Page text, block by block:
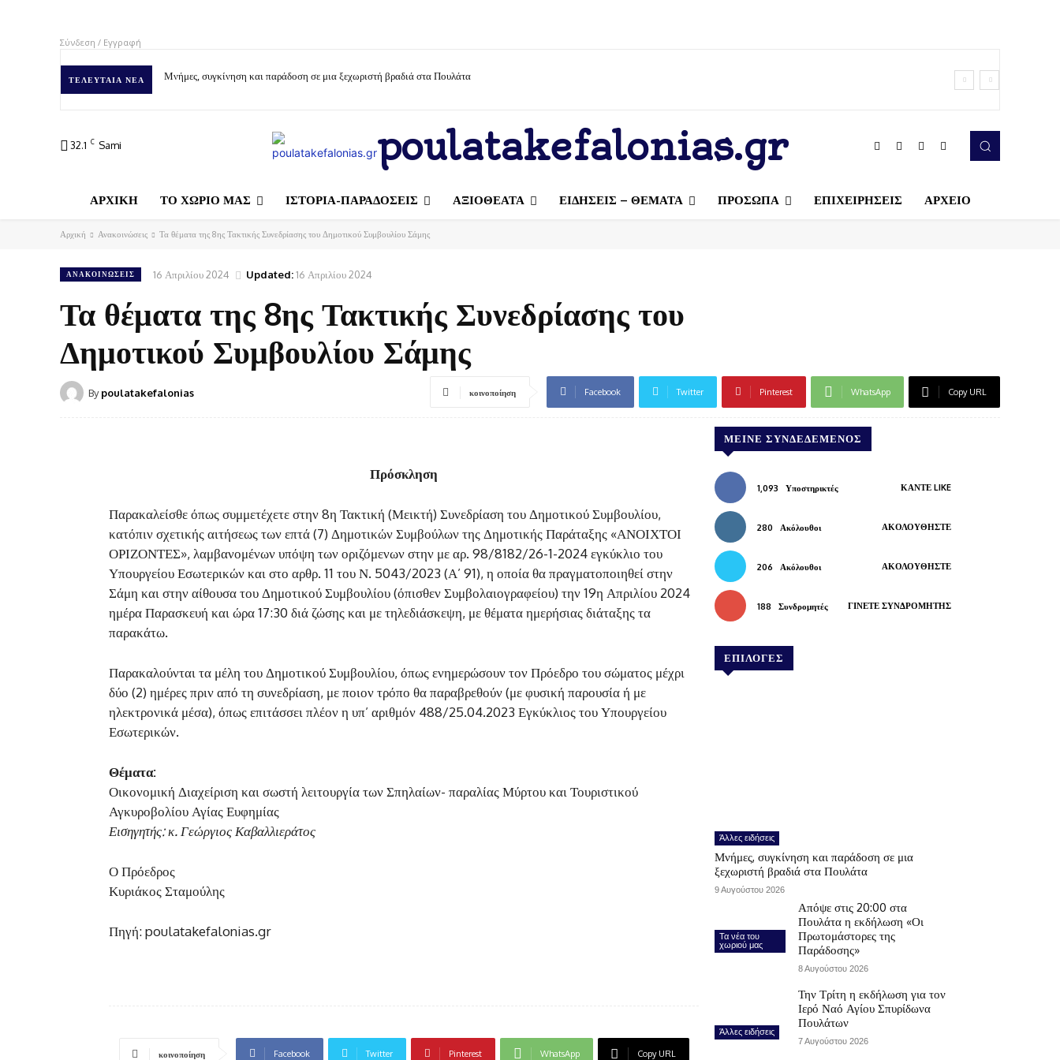
Σύνδεση / Εγγραφή
ΤΕΛΕΥΤΑΊΑ ΝΈΑ Μνήμες, συγκίνηση και παράδοση σε μια ξεχωριστή βραδιά στα Πουλάτα
32.1 C Sami poulatakefalonias.gr
ΑΡΧΙΚΗ ΤΟ ΧΩΡΙΟ ΜΑΣ ΙΣΤΟΡΙΑ-ΠΑΡΑΔΟΣΕΙΣ ΑΞΙΟΘΕΑΤΑ ΕΙΔΗΣΕΙΣ – ΘΕΜΑΤΑ ΠΡΟΣΩΠΑ ΕΠΙΧΕΙΡΗΣΕΙΣ ΑΡΧΕΙΟ
Αρχική Ανακοινώσεις Τα θέματα της 8ης Τακτικής Συνεδρίασης του Δημοτικού Συμβουλίου Σάμης
ΑΝΑΚΟΙΝΏΣΕΙΣ 16 Απριλίου 2024 Updated:16 Απριλίου 2024
Τα θέματα της 8ης Τακτικής Συνεδρίασης του
Δημοτικού Συμβουλίου Σάμης
By poulatakefalonias κοινοποίηση Facebook Twitter Pinterest WhatsApp Copy URL
Πρόσκληση
Παρακαλείσθε όπως συμμετέχετε στην 8η Τακτική (Μεικτή) Συνεδρίαση του Δημοτικού Συμβουλίου,
κατόπιν σχετικής αιτήσεως των επτά (7) Δημοτικών Συμβούλων της Δημοτικής Παράταξης «ΑΝΟΙΧΤΟΙ
ΟΡΙΖΟΝΤΕΣ», λαμβανομένων υπόψη των οριζόμενων στην με αρ. 98/8182/26-1-2024 εγκύκλιο του
Υπουργείου Εσωτερικών και στο αρθρ. 11 του Ν. 5043/2023 (Α’ 91), η οποία θα πραγματοποιηθεί στην
Σάμη και στην αίθουσα του Δημοτικού Συμβουλίου (όπισθεν Συμβολαιογραφείου) την 19η Απριλίου 2024
ημέρα Παρασκευή και ώρα 17:30 διά ζώσης και με τηλεδιάσκεψη, με θέματα ημερήσιας διάταξης τα
παρακάτω.
Παρακαλούνται τα μέλη του Δημοτικού Συμβουλίου, όπως ενημερώσουν τον Πρόεδρο του σώματος μέχρι
δύο (2) ημέρες πριν από τη συνεδρίαση, με ποιον τρόπο θα παραβρεθούν (με φυσική παρουσία ή με
ηλεκτρονικά μέσα), όπως επιτάσσει πλέον η υπ’ αριθμόν 488/25.04.2023 Εγκύκλιος του Υπουργείου
Εσωτερικών.
Θέματα:
Οικονομική Διαχείριση και σωστή λειτουργία των Σπηλαίων- παραλίας Μύρτου και Τουριστικού
Αγκυροβολίου Αγίας Ευφημίας
Εισηγητής: κ. Γεώργιος Καβαλλιεράτος
Ο Πρόεδρος
Κυριάκος Σταμούλης
Πηγή: poulatakefalonias.gr
κοινοποίηση Facebook Twitter Pinterest WhatsApp Copy URL
ΜΕΊΝΕ ΣΥΝΔΕΔΕΜΈΝΟΣ
1,093 Υποστηρικτές ΚΆΝΤΕ LIKE
280 Ακόλουθοι ΑΚΟΛΟΥΘΉΣΤΕ
206 Ακόλουθοι ΑΚΟΛΟΥΘΉΣΤΕ
188 Συνδρομητές ΓΊΝΕΤΕ ΣΥΝΔΡΟΜΗΤΉΣ
ΕΠΙΛΟΓΕΣ
Άλλες ειδήσεις
Μνήμες, συγκίνηση και παράδοση σε μια
ξεχωριστή βραδιά στα Πουλάτα
9 Αυγούστου 2026
Τα νέα του
χωριού μας
Απόψε στις 20:00 στα
Πουλάτα η εκδήλωση «Οι
Πρωτομάστορες της
Παράδοσης»
8 Αυγούστου 2026
Άλλες ειδήσεις
Την Τρίτη η εκδήλωση για τον
Ιερό Ναό Αγίου Σπυρίδωνα
Πουλάτων
7 Αυγούστου 2026